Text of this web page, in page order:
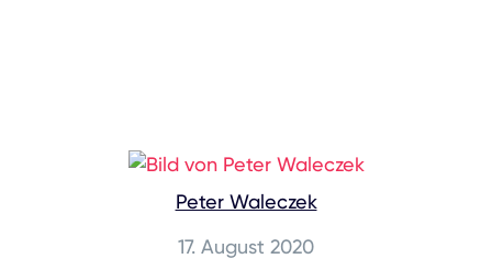
Peter Waleczek
17. August 2020